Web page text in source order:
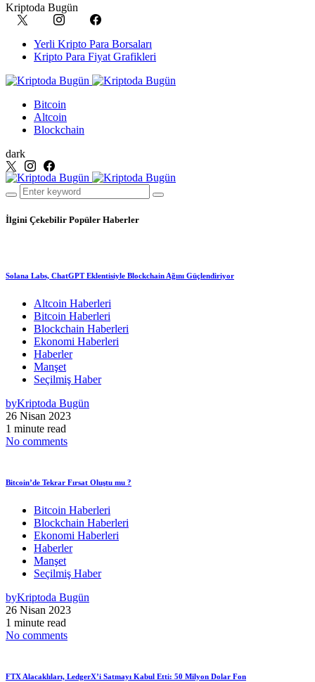
Kriptoda Bugün
Yerli Kripto Para Borsaları
Kripto Para Fiyat Grafikleri
Bitcoin
Altcoin
Blockchain
dark
İlgini Çekebilir Popüler Haberler
Solana Labs, ChatGPT Eklentisiyle Blockchain Ağını Güçlendiriyor
Altcoin Haberleri
Bitcoin Haberleri
Blockchain Haberleri
Ekonomi Haberleri
Haberler
Manşet
Seçilmiş Haber
byKriptoda Bugün
26 Nisan 2023
1 minute read
No comments
Bitcoin’de Tekrar Fırsat Oluştu mu ?
Bitcoin Haberleri
Blockchain Haberleri
Ekonomi Haberleri
Haberler
Manşet
Seçilmiş Haber
byKriptoda Bugün
26 Nisan 2023
1 minute read
No comments
FTX Alacaklıları, LedgerX’i Satmayı Kabul Etti: 50 Milyon Dolar Fon